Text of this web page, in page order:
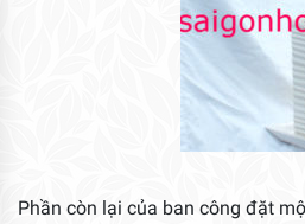
Phần còn lại của ban công đặt